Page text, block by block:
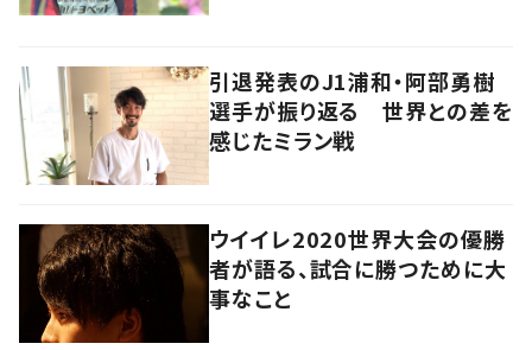
引退発表のJ1浦和・阿部勇樹
選手が振り返る 世界との差を
感じたミラン戦
ウイイレ2020世界大会の優勝
者が語る、試合に勝つために大
事なこと